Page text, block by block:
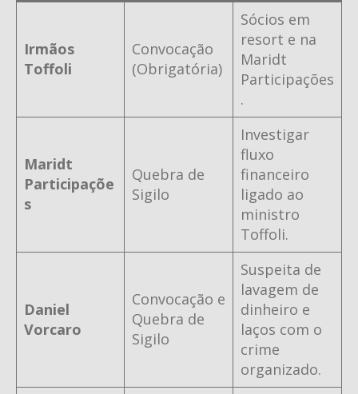
Irmãos
Toffoli
Convocação
(Obrigatória)
Sócios em
resort e na
Maridt
Participações
.
Maridt
Participaçõe
s
Quebra de
Sigilo
Investigar
fluxo
financeiro
ligado ao
ministro
Toffoli.
Daniel
Vorcaro
Convocação e
Quebra de
Sigilo
Suspeita de
lavagem de
dinheiro e
laços com o
crime
organizado.